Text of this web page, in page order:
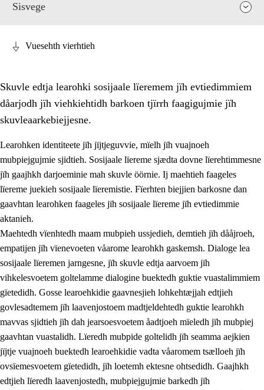
Sisvege
2. Lïeremen, evtiedimmien jïh skearkagimmien prinsihph
2.1
2.2 Maahtoe faagine
2.3 Vihkeles tjiehpiesvoeth
2.4 Lïeredh lïeredh
Dåaresthfaageles teemah
Vuesehth vierhtieh
Skuvle edtja learohki sosijaale lïeremem jïh evtiedimmiem
dåarjodh jïh viehkiehtidh barkoen tjïrrh faagigujmie jïh
skuvleaarkebiejjesne.
Learohken identiteete jïh jïjtjeguvvie, mïelh jïh vuajnoeh
mubpiejgujmie sjidtieh. Sosijaale lïereme sjædta dovne lïerehtimmesne
jïh gaajhkh darjoeminie mah skuvle öörnie. Ij maehtieh faageles
lïereme juekieh sosijaale lïeremistie. Fïerhten biejjien barkosne dan
gaavhtan learohken faageles jïh sosijaale lïereme jïh evtiedimmie
aktanieh.
Maehtedh vïenhtedh maam mubpieh ussjedieh, demtieh jïh dååjroeh,
empatijen jïh vïenevoeten våarome learohkh gaskemsh. Dialoge lea
sosijaale lïeremen jarngesne, jïh skuvle edtja aarvoem jïh
vihkelesvoetem goltelamme dialogine buektedh guktie vuastalimmiem
gïetedidh. Gosse learoehkidie gaavnesjieh lohkehtæjjah edtjieh
govlesadtemem jïh laavenjostoem madtjeldehtedh guktie learohkh
mavvas sjidtieh jïh dah jearsoesvoetem åadtjoeh mïeledh jïh mubpiej
gaavhtan vuastalidh. Lïeredh mubpide goltelidh jïh seamma aejkien
jïjtje vuajnoeh buektedh learoehkidie vadta våaromem tsælloeh jïh
ovsïemesvoetem gïetedidh, jïh loetemh ektesne ohtsedidh. Gaajhkh
edtjieh lïeredh laavenjostedh, mubpiejgujmie barkedh jïh